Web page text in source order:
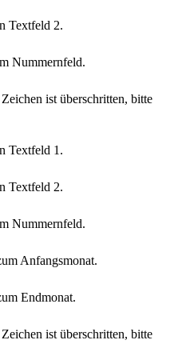
Textfeld 2.
Nummernfeld.
ist überschritten, bitte
Textfeld 1.
Textfeld 2.
Nummernfeld.
Anfangsmonat.
Endmonat.
ist überschritten, bitte